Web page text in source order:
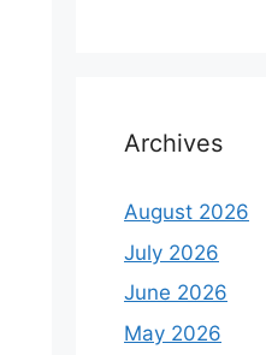
Archives
August 2026
July 2026
June 2026
May 2026